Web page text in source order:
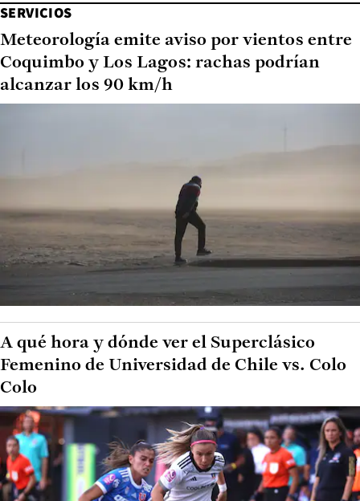
SERVICIOS
Meteorología emite aviso por vientos entre
Coquimbo y Los Lagos: rachas podrían
alcanzar los 90 km/h
A qué hora y dónde ver el Superclásico
Femenino de Universidad de Chile vs. Colo
Colo